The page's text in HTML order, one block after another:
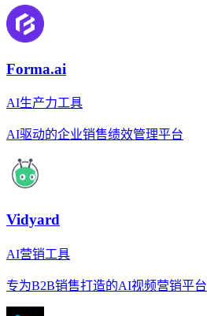
Forma.ai
AI生产力工具
AI驱动的企业销售绩效管理平台
Vidyard
AI营销工具
专为B2B销售打造的AI视频营销平台